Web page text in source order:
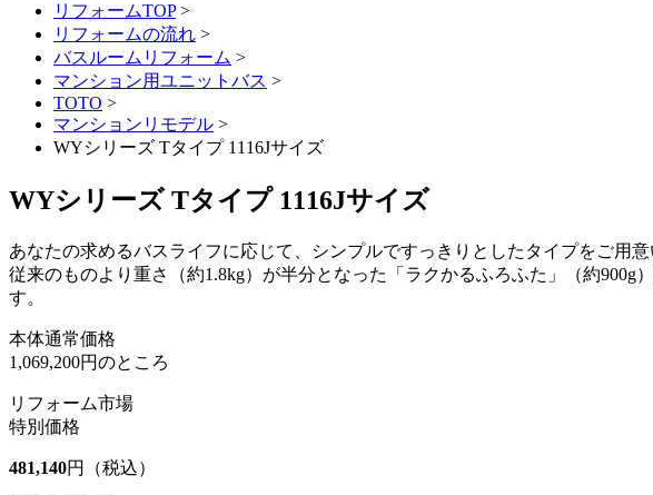
リフォームTOP>
リフォームの流れ >
バスルームリフォーム >
マンション用ユニットバス >
TOTO >
マンションリモデル >
WYシリーズ Tタイプ 1116Jサイズ
WYシリーズ Tタイプ 1116Jサイズ
あなたの求めるバスライフに応じて、シンプルですっきりとしたタイプをご用
従来のものより重さ（約1.8kg）が半分となった「ラクかるふろふた」（約
す。
本体通常価格
1,069,200円のところ
リフォーム市場
特別価格
481,140円（税込）